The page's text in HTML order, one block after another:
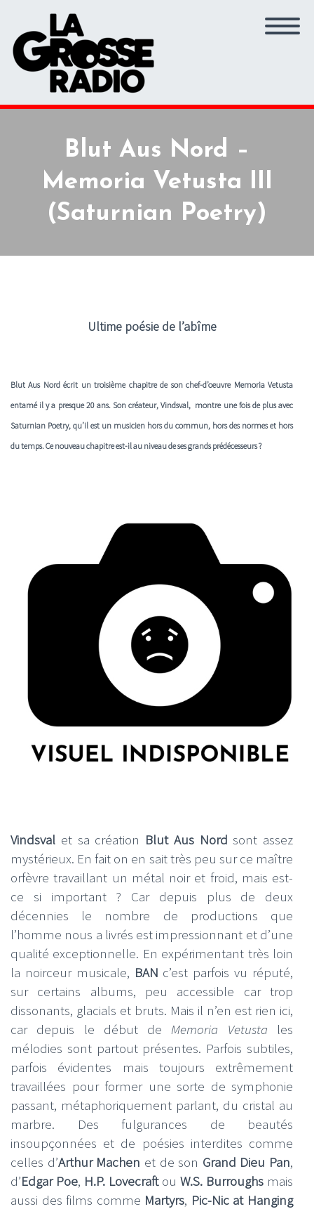
Blut Aus Nord –
Memoria Vetusta III
(Saturnian Poetry)
Ultime poésie de l’abîme
Blut Aus Nord écrit un troisième chapitre de son chef-d’oeuvre Memoria Vetusta
entamé il y a presque 20 ans. Son créateur, Vindsval, montre une fois de plus avec
Saturnian Poetry, qu’il est un musicien hors du commun, hors des normes et hors
du temps. Ce nouveau chapitre est-il au niveau de ses grands prédécesseurs ?
Vindsval et sa création Blut Aus Nord sont assez
mystérieux. En fait on en sait très peu sur ce maître
orfèvre travaillant un métal noir et froid, mais est-
ce si important ? Car depuis plus de deux
décennies le nombre de productions que
l’homme nous a livrés est impressionnant et d’une
qualité exceptionnelle. En expérimentant très loin
la noirceur musicale, BAN c’est parfois vu réputé,
sur certains albums, peu accessible car trop
dissonants, glacials et bruts. Mais il n’en est rien ici,
car depuis le début de Memoria Vetusta les
mélodies sont partout présentes. Parfois subtiles,
parfois évidentes mais toujours extrêmement
travaillées pour former une sorte de symphonie
passant, métaphoriquement parlant, du cristal au
marbre. Des fulgurances de beautés
insoupçonnées et de poésies interdites comme
celles d’Arthur Machen et de son Grand Dieu Pan,
d’Edgar Poe, H.P. Lovecraftou W.S. Burroughs mais
aussi des films comme Martyrs, Pic-Nic at Hanging